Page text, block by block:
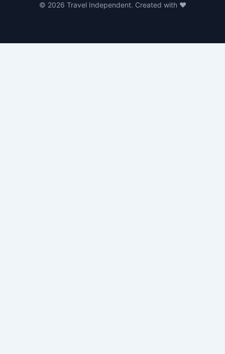
© 2026 Travel Independent. Created with ❤️